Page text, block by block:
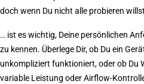
doch wenn Du nicht alle probieren
… ist es wichtig, Deine persönlichen
zu kennen. Überlege Dir, ob Du ein
unkompliziert funktioniert, oder ob Du
variable Leistung oder Airflow-